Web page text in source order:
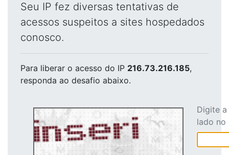
Seu IP fez diversas tentativas de
acessos suspeitos a sites hospedados
conosco.
Para liberar o acesso do IP 216.73.216.185,
responda ao desafio abaixo.
Digite
lado no